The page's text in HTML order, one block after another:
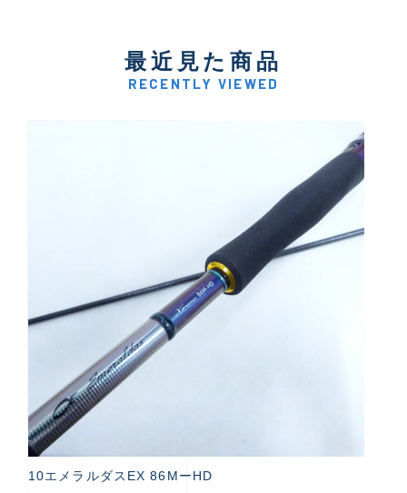
最近見た商品
RECENTLY VIEWED
10エメラルダスEX 86MーHD